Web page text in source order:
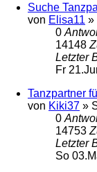
Suche
von Elisa11 »
0
14148
Letzter
Fr
Tanzpartner
von Kiki37 »
0
14753
Letzter
So